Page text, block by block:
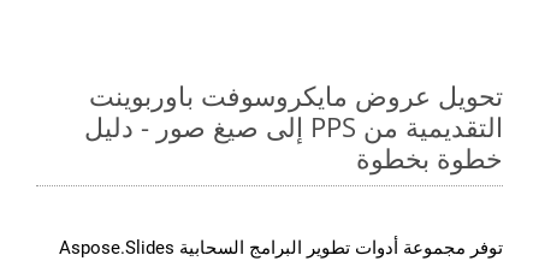
تحويل عروض مايكروسوفت باوربوينت
التقديمية من PPS إلى صيغ صور - دليل
خطوة بخطوة
توفر مجموعة أدوات تطوير البرامج السحابية Aspose.Slides